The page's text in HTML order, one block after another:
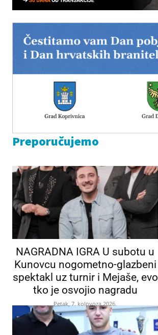
Preporučujemo
NAGRADNA IGRA U subotu u
Kunovcu nogometno-glazbeni
spektakl uz turnir i Mejaše, evo
tko je osvojio nagradu
Petak, 7. kolovoza 2026.